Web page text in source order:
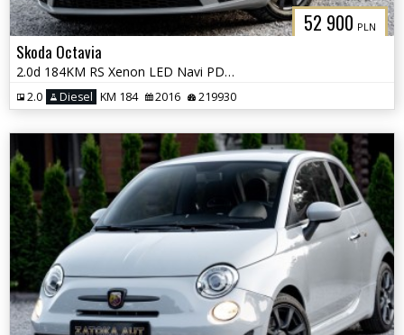
52 900 PLN
Skoda Octavia
2.0d 184KM RS Xenon LED Navi PDC Grzane Fot. Skóra Tempomat
2.0 Diesel KM 184 2016 219930